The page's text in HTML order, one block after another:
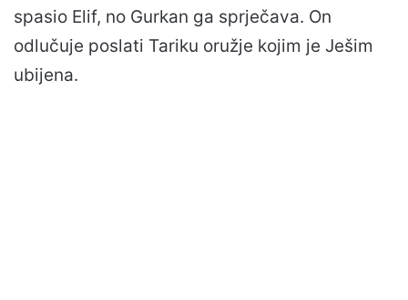
spasio Elif, no Gurkan ga sprječava. On
odlučuje poslati Tariku oružje kojim je Ješim
ubijena.